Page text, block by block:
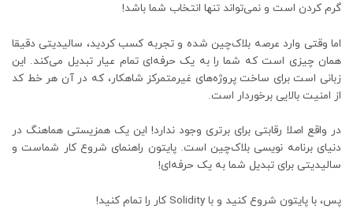
گرم کردن است و نمی‌تواند تنها انتخاب شما باشد!
اما وقتی وارد عرصه بلاک‌چین شده و تجربه کسب کردید، سالیدیتی دقیقا
همان چیزی است که شما را به یک حرفه‌ای تمام عیار تبدیل می‌کند. این
زبانی است برای ساخت پروژه‌های غیرمتمرکز شاهکار، که در آن هر خط کد
از امنیت بالایی برخوردار است.
در واقع اصلا رقابتی برای برتری وجود ندارد! این یک همزیستی هماهنگ در
دنیای برنامه نویسی بلاک‌چین است. پایتون راهنمای شروع کار شماست و
سالیدیتی برای تبدیل شما به یک حرفه‌ای!
پس، با پایتون شروع کنید و با Solidity کار را تمام کنید!